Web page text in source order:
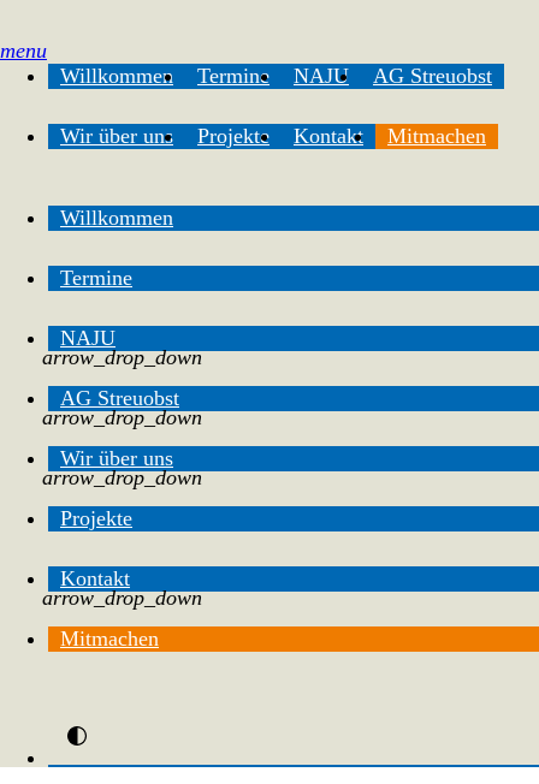
menu
Willkommen
Termine NAJU AG Streuobst
Wir über uns Projekte Kontakt Mitmachen
Willkommen
Termine
NAJU
AG Streuobst
arrow_drop_down
Wir über uns
arrow_drop_down
Projekte
arrow_drop_down
Kontakt
Mitmachen
arrow_drop_down